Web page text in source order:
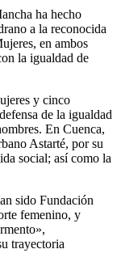
ha hecho
a la reconocida
en ambos
la igualdad de
y cinco
de la igualdad
En Cuenca,
Astarté, por su
social; así como la
sido Fundación
femenino, y
trayectoria